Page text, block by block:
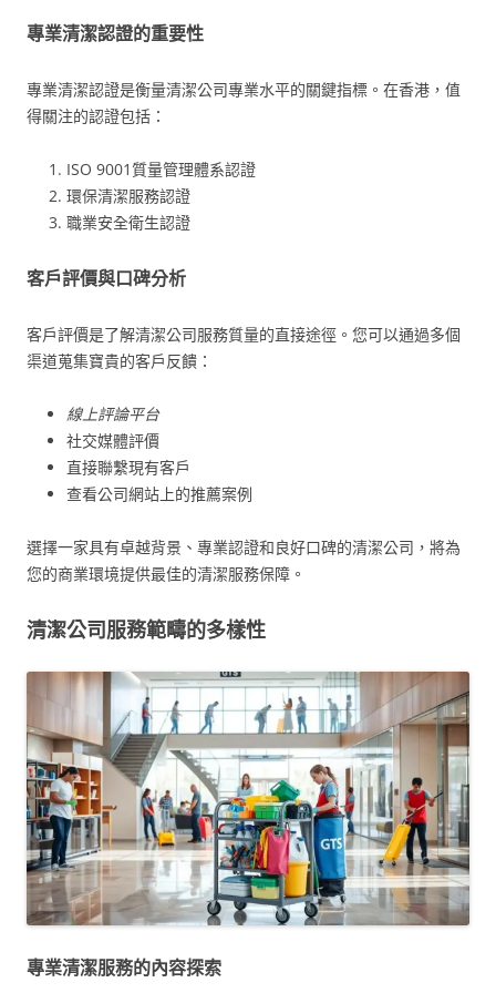
專業清潔認證的重要性
專業清潔認證是衡量清潔公司專業水平的關鍵指標。在香港，值
得關注的認證包括：
ISO 9001質量管理體系認證
環保清潔服務認證
職業安全衛生認證
客戶評價與口碑分析
客戶評價是了解清潔公司服務質量的直接途徑。您可以通過多個
渠道蒐集寶貴的客戶反饋：
線上評論平台
社交媒體評價
直接聯繫現有客戶
查看公司網站上的推薦案例
選擇一家具有卓越背景、專業認證和良好口碑的清潔公司，將為
您的商業環境提供最佳的清潔服務保障。
清潔公司服務範疇的多樣性
專業清潔服務的內容探索